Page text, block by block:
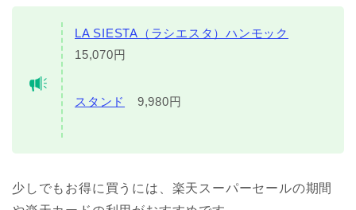
LA SIESTA（ラシエスタ）ハンモック
15,070円
スタンド 9,980円
少しでもお得に買うには、楽天スーパーセールの期間